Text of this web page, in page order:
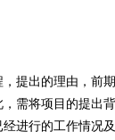
出的理由，前
需将项目的提出
进行的工作情况